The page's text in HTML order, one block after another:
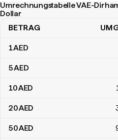
Umrechnungstabelle VAE-
Dollar
Umrechnungstabelle VAE-Dirham
BETRAG
1AED
5AED
10AED
20AED
50AED